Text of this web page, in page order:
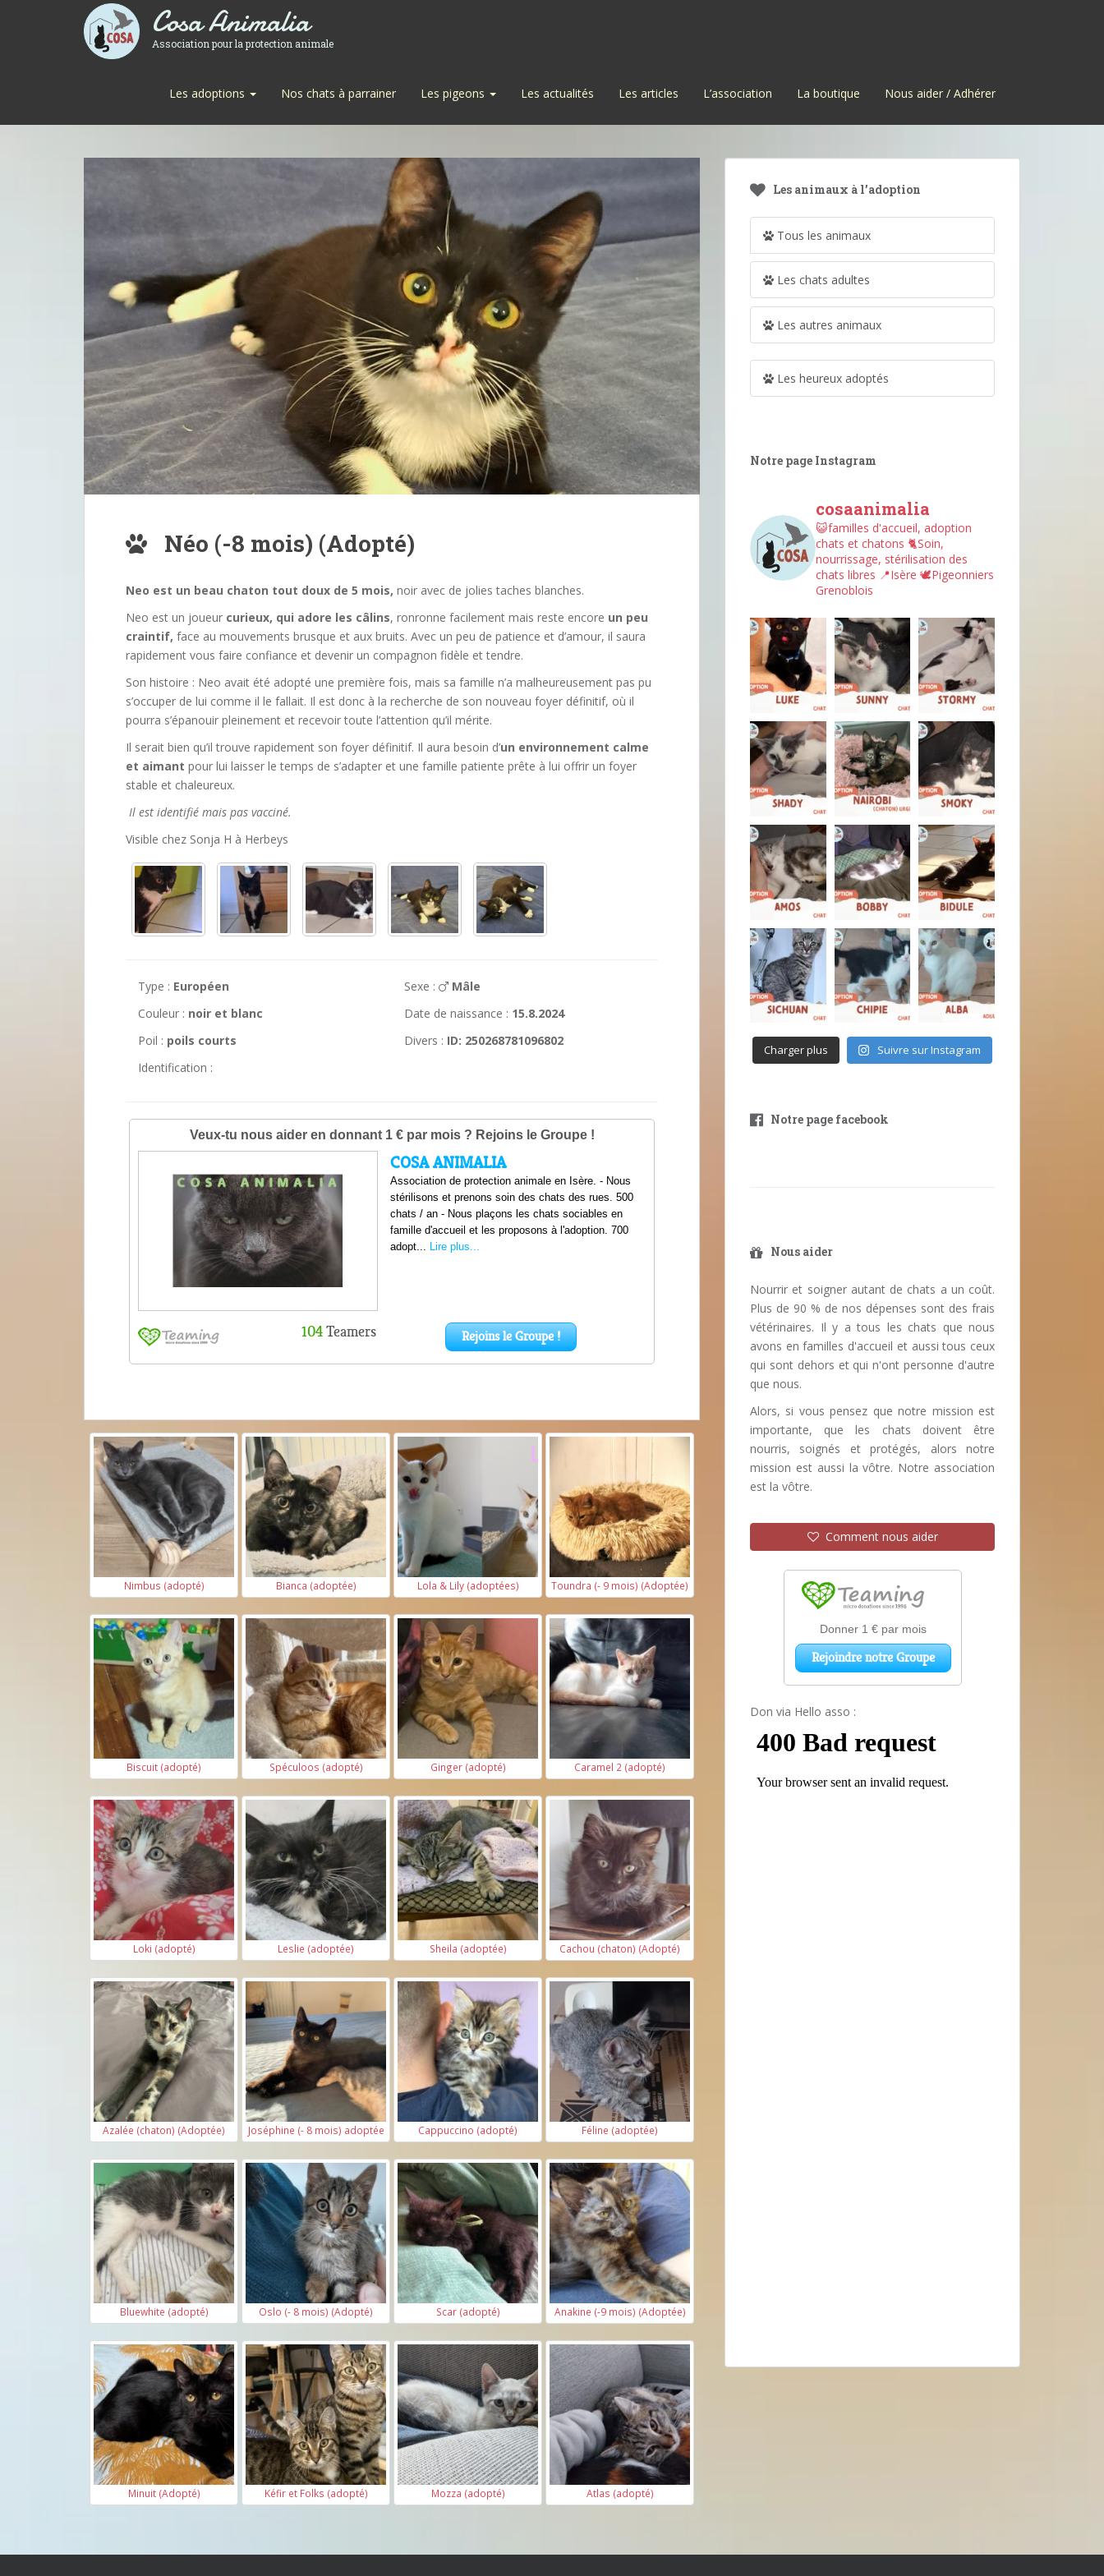
Cosa Animalia
Association pour la protection animale
Les adoptions Nos chats à parrainer Les pigeons Les actualités Les articles L’association La boutique Nous aider / Adhérer
Néo (-8 mois) (Adopté)
Neo est un beau chaton tout doux de 5 mois, noir avec de jolies taches blanches.
Neo est un joueur curieux, qui adore les câlins, ronronne facilement mais reste encore un peu
craintif, face au mouvements brusque et aux bruits. Avec un peu de patience et d’amour, il saura
rapidement vous faire confiance et devenir un compagnon fidèle et tendre.
Son histoire : Neo avait été adopté une première fois, mais sa famille n’a malheureusement pas pu
s’occuper de lui comme il le fallait. Il est donc à la recherche de son nouveau foyer définitif, où il
pourra s’épanouir pleinement et recevoir toute l’attention qu’il mérite.
Il serait bien qu’il trouve rapidement son foyer définitif. Il aura besoin d’un environnement calme
et aimant pour lui laisser le temps de s’adapter et une famille patiente prête à lui offrir un foyer
stable et chaleureux.
Il est identifié mais pas vacciné.
Visible chez Sonja H à Herbeys
Type : Européen
Couleur : noir et blanc
Poil : poils courts
Identification :
Sexe :
Mâle
Date de naissance : 15.8.2024
Divers : ID: 250268781096802
Nimbus (adopté) Bianca (adoptée) Lola & Lily (adoptées) Toundra (- 9 mois) (Adoptée)
Biscuit (adopté) Spéculoos (adopté) Ginger (adopté) Caramel 2 (adopté)
Loki (adopté) Leslie (adoptée) Sheila (adoptée) Cachou (chaton) (Adopté)
Azalée (chaton) (Adoptée) Joséphine (- 8 mois) adoptée Cappuccino (adopté) Féline (adoptée)
Bluewhite (adopté) Oslo (- 8 mois) (Adopté) Scar (adopté) Anakine (-9 mois) (Adoptée)
Minuit (Adopté) Kéfir et Folks (adopté) Mozza (adopté) Atlas (adopté)
Les animaux à l’adoption
Tous les animaux
Les chats adultes
Les autres animaux
Les heureux adoptés
Notre page Instagram
cosaanimalia
😺familles d'accueil, adoption
chats et chatons 🐈Soin,
nourrissage, stérilisation des
chats libres 📍Isère 🕊︎Pigeonniers
Grenoblois
Charger plus Suivre sur Instagram
Notre page facebook
Nous aider
Nourrir et soigner autant de chats a un coût.
Plus de 90 % de nos dépenses sont des frais
vétérinaires. Il y a tous les chats que nous
avons en familles d'accueil et aussi tous ceux
qui sont dehors et qui n'ont personne d'autre
que nous.
Alors, si vous pensez que notre mission est
importante, que les chats doivent être
nourris, soignés et protégés, alors notre
mission est aussi la vôtre. Notre association
est la vôtre.
Comment nous aider
Don via Hello asso :